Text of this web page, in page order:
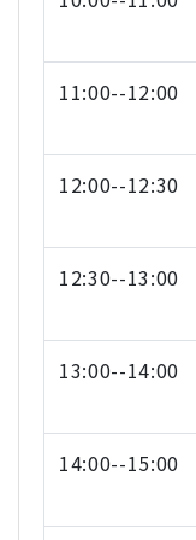
11:00--12:00
12:00--12:30
12:30--13:00
13:00--14:00
14:00--15:00